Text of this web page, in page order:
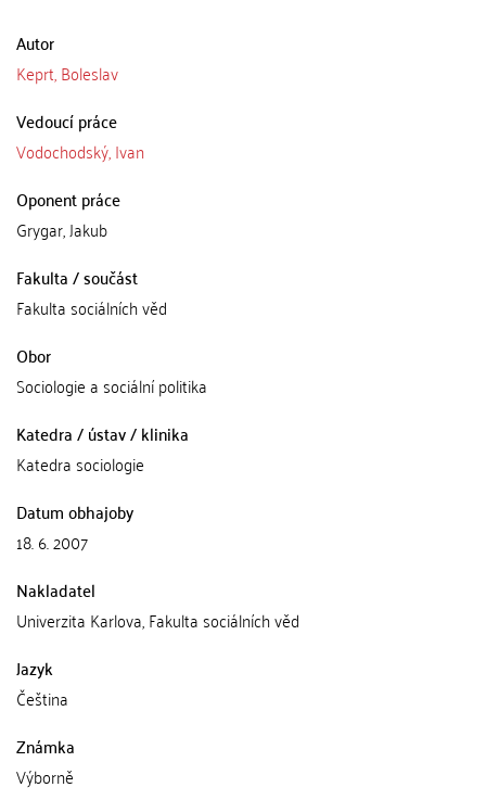
Autor
Keprt, Boleslav
Vedoucí práce
Vodochodský, Ivan
Oponent práce
Grygar, Jakub
Fakulta / součást
Fakulta sociálních věd
Obor
Sociologie a sociální politika
Katedra / ústav / klinika
Katedra sociologie
Datum obhajoby
18. 6. 2007
Nakladatel
Univerzita Karlova, Fakulta sociálních věd
Jazyk
Čeština
Známka
Výborně